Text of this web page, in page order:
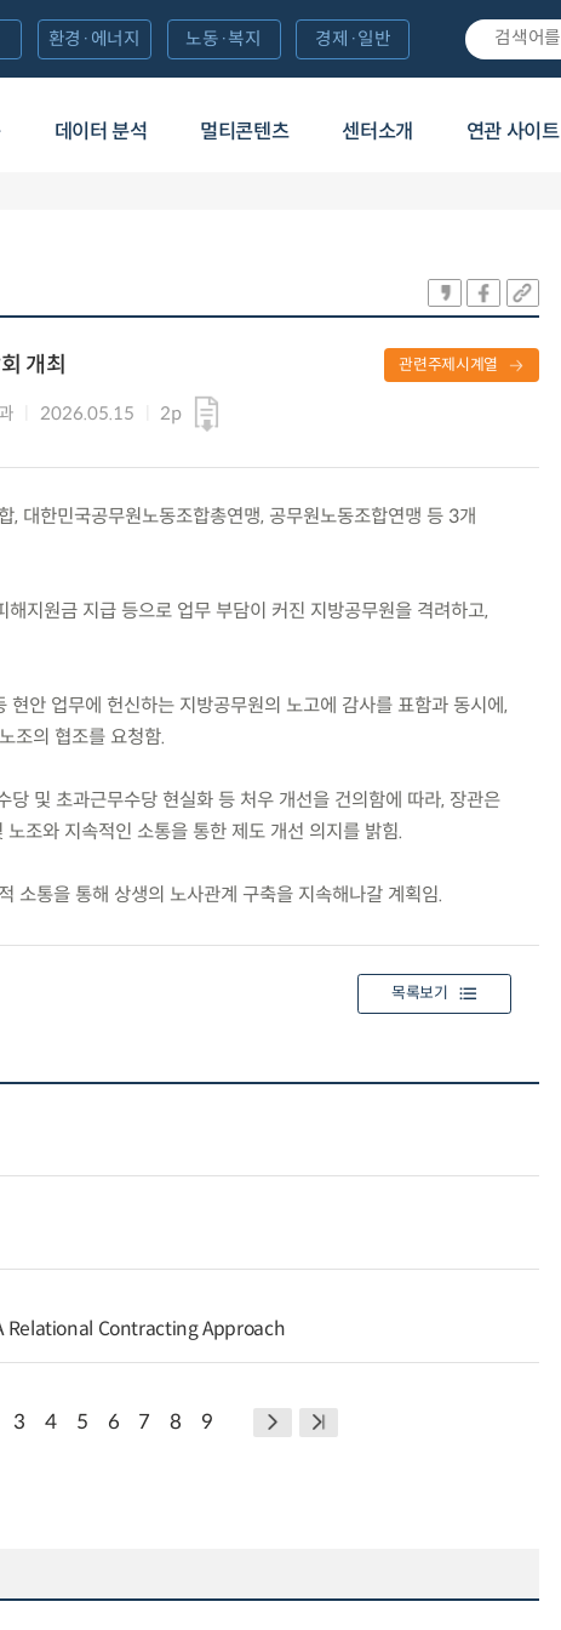
데이터 분석 멀티콘텐츠 센터소개 연관 사이트
환경·에너지 노동·복지 경제·일반
개최
2026.05.15 2p
관련주제시계열
대한민국공무원노동조합총연맹, 공무원노동조합연맹 등 3개
지원금 지급 등으로 업무 부담이 커진 지방공무원을 격려하고,
안 업무에 헌신하는 지방공무원의 노고에 감사를 표함과 동시에,
조의 협조를 요청함.
및 초과근무수당 현실화 등 처우 개선을 건의함에 따라, 장관은
조와 지속적인 소통을 통한 제도 개선 의지를 밝힘.
소통을 통해 상생의 노사관계 구축을 지속해나갈 계획임.
목록보기
Relational Contracting Approach
3 4 5 6 7 8 9